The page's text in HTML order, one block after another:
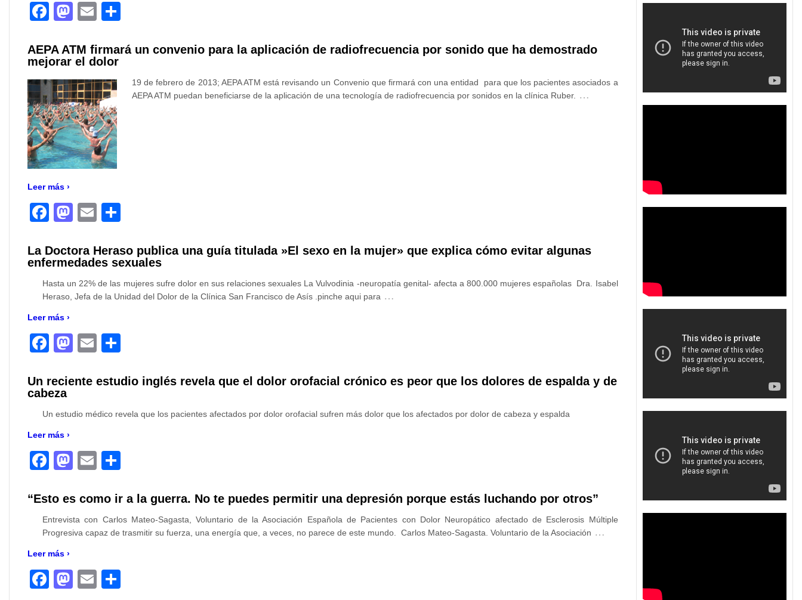
Facebook
Mastodon
Email
AEPA ATM firmará un convenio para la aplicación de radiofrecuencia por sonido que ha demostrado
mejorar el dolor
19 de febrero de 2013; AEPA ATM está revisando un Convenio que firmará con una entidad para que los pacientes asociados a
AEPA ATM puedan beneficiarse de la aplicación de una tecnología de radiofrecuencia por sonidos en la clínica Ruber.
…
Leer más ›
Facebook
Mastodon
Email
La Doctora Heraso publica una guía titulada »El sexo en la mujer» que explica cómo evitar algunas
enfermedades sexuales
Hasta un 22% de las mujeres sufre dolor en sus relaciones sexuales La Vulvodinia -neuropatía genital- afecta a 800.000 mujeres españolas Dra. Isabel
Heraso, Jefa de la Unidad del Dolor de la Clínica San Francisco de Asís .pinche aqui para …
Leer más ›
Facebook
Mastodon
Email
Un reciente estudio inglés revela que el dolor orofacial crónico es peor que los dolores de espalda y de
cabeza
Un estudio médico revela que los pacientes afectados por dolor orofacial sufren más dolor que los afectados por dolor de cabeza y espalda
Leer más ›
Facebook
Mastodon
Email
“Esto es como ir a la guerra. No te puedes permitir una depresión porque estás luchando por otros”
Entrevista con Carlos Mateo-Sagasta, Voluntario de la Asociación Española de Pacientes con Dolor Neuropático afectado de Esclerosis Múltiple
Progresiva capaz de trasmitir su fuerza, una energía que, a veces, no parece de este mundo. Carlos Mateo-Sagasta. Voluntario de la Asociación …
Leer más ›
Facebook
Mastodon
Email